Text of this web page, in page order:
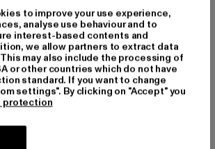
15,99 EUR 19,99 EUR
KARL KANI
3-Pack Essential
51,29 EUR
Ajankohtainen hinta: 51,29 EUR
89,99 EUR
to improve your use experience,
analyse use behaviour and to
interest-based contents and
we allow partners to extract data
may also include the processing of
or other countries which do not have
standard. If you want to change
settings". By clicking on "Accept" you
protection